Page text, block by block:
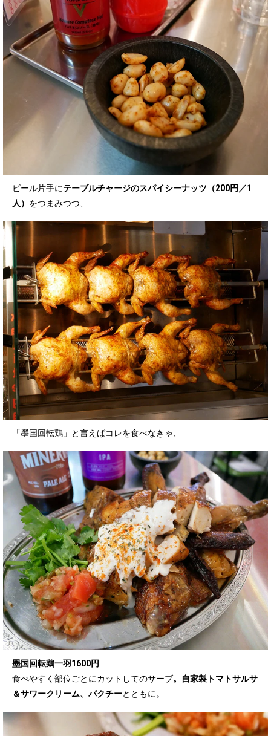
ビール片手にテーブルチャージのスパイシーナッツ（200円／1
人） をつまみつつ、
「墨国回転鶏」と言えばコレを食べなきゃ、
墨国回転鶏一羽1600円
食べやすく部位ごとにカットしてのサーブ。自家製トマトサルサ
＆サワークリーム、パクチーとともに。